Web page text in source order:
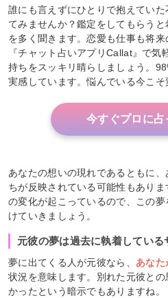
誰にも言えずにひとりで抱えてい
てみませんか？鑑定をしてもらう
を多く聞きます。恋愛も仕事も将来
『チャット占いアプリCallat』で
持ちをスッキリ晴らしましょう。
実感しています。悩んでいる今こそ
今すぐプロに占
あなたの想いの現れであるともに
ちが反映されている可能性もあり
の変化が起こっているので、この
けていきましょう。
元彼の夢は過去に執着している
夢に出てくる人が元彼なら、 あなた
状況を意味します。別れた元彼と
かったという暗示でもありますね。